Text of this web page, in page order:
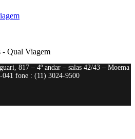
- Qual Viagem
817 – 4º andar – salas 42/43 – Moema
041 fone : (11) 3024-9500